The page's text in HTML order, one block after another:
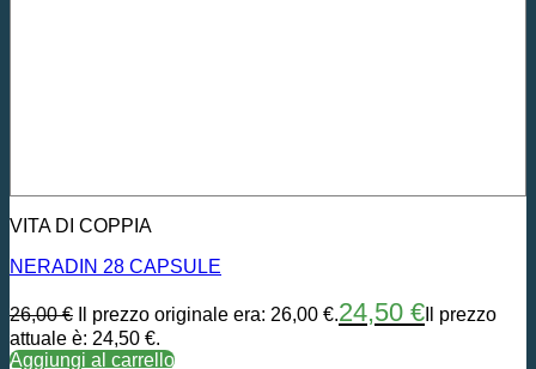
VITA DI COPPIA
NERADIN 28 CAPSULE
26,00€ Il prezzo originale era: 26,00 €.24,50 € Il prezzo
attuale è: 24,50 €.
Aggiungi al carrello